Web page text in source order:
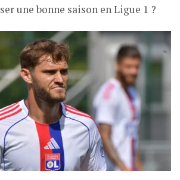
une bonne saison en Ligue 1 ?